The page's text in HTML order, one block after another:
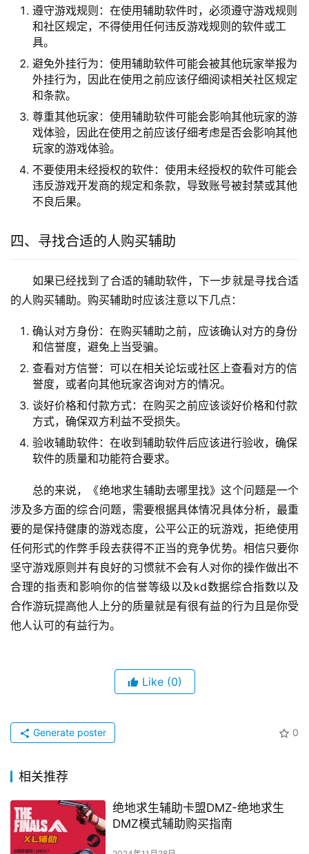
遵守游戏规则：在使用辅助软件时，必须遵守游戏规则
和社区规定，不得使用任何违反游戏规则的软件或工
具。
避免外挂行为：使用辅助软件可能会被其他玩家举报为
外挂行为，因此在使用之前应该仔细阅读相关社区规定
和条款。
尊重其他玩家：使用辅助软件可能会影响其他玩家的游
戏体验，因此在使用之前应该仔细考虑是否会影响其他
玩家的游戏体验。
不要使用未经授权的软件：使用未经授权的软件可能会
违反游戏开发商的规定和条款，导致账号被封禁或其他
不良后果。
四、寻找合适的人购买辅助
如果已经找到了合适的辅助软件，下一步就是寻找合适
的人购买辅助。购买辅助时应该注意以下几点：
确认对方身份：在购买辅助之前，应该确认对方的身份
和信誉度，避免上当受骗。
查看对方信誉：可以在相关论坛或社区上查看对方的信
誉度，或者向其他玩家咨询对方的情况。
谈好价格和付款方式：在购买之前应该谈好价格和付款
方式，确保双方利益不受损失。
验收辅助软件：在收到辅助软件后应该进行验收，确保
软件的质量和功能符合要求。
总的来说，《绝地求生辅助去哪里找》这个问题是一个
涉及多方面的综合问题，需要根据具体情况具体分析，最重
要的是保持健康的游戏态度，公平公正的玩游戏，拒绝使用
任何形式的作弊手段去获得不正当的竞争优势。相信只要你
坚守游戏原则并有良好的习惯就不会有人对你的操作做出不
合理的指责和影响你的信誉等级以及kd数据综合指数以及
合作游玩提高他人上分的质量就是有很有益的行为且是你受
他人认可的有益行为。
Like (0)
0
Generate poster
相关推荐
绝地求生辅助卡盟DMZ-绝地求生
DMZ模式辅助购买指南